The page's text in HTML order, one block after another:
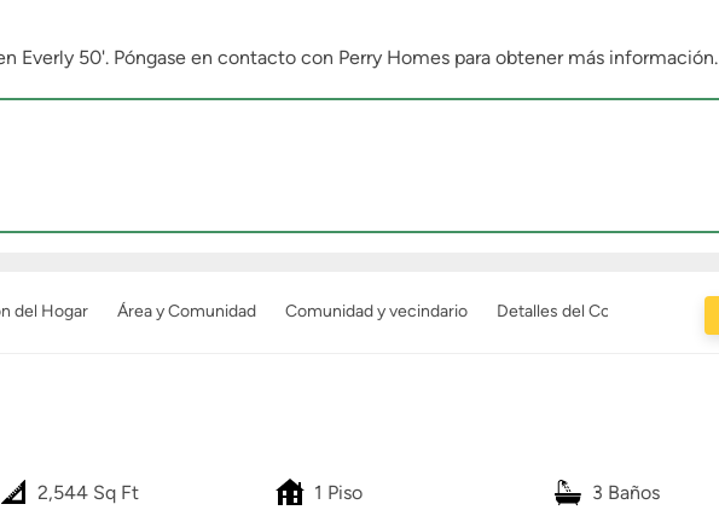
Everly 50'. Póngase en contacto con Perry Homes para obtener más información.
del Hogar Área y Comunidad Comunidad y vecindario Detalles del Constructor
2,544 Sq Ft 1 Piso 3 Baños